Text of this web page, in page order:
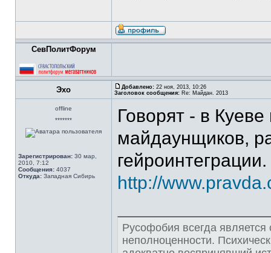
СевПолитФорум
Эхо Добавлено: 22 ноя, 2013, 10:26
Заголовок сообщения: Re: Майдан. 2013
offline
*******
Зарегистрирован: 30 мар,
2010, 7:12
Сообщения: 4037
Откуда: Западная Сибирь
Говорят - в
майдаунщиков,
гейроинтеграции.
http://
Русофобия всегда
неполноценности.